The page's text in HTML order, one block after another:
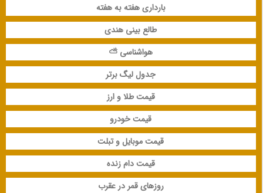
بارداری هفته به هفته
طالع بینی هندی
هواشناسی ⛅
جدول لیگ برتر
قیمت طلا و ارز
قیمت خودرو
قیمت موبایل و تبلت
قیمت دام زنده
روزهای قمر در عقرب